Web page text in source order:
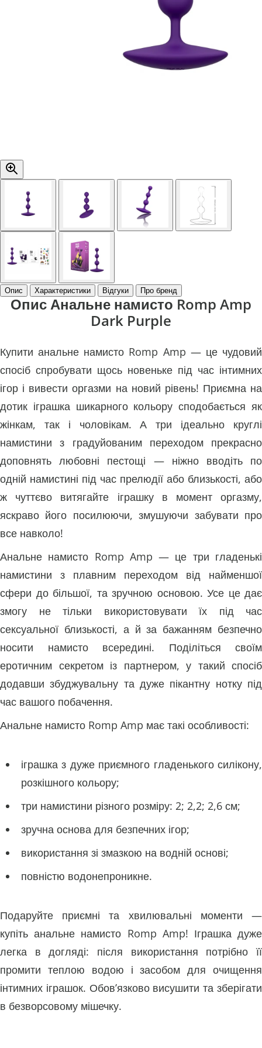
Опис Характеристики Відгуки Про бренд
Опис Анальне намисто Romp Amp
Dark Purple
Купити анальне намисто Romp Amp — це чудовий
спосіб спробувати щось новеньке під час інтимних
ігор і вивести оргазми на новий рівень! Приємна на
дотик іграшка шикарного кольору сподобається як
жінкам, так і чоловікам. А три ідеально круглі
намистини з градуйованим переходом прекрасно
доповнять любовні пестощі — ніжно вводіть по
одній намистині під час прелюдії або близькості, або
ж чуттєво витягайте іграшку в момент оргазму,
яскраво його посилюючи, змушуючи забувати про
все навколо!
Анальне намисто Romp Amp — це три гладенькі
намистини з плавним переходом від найменшої
сфери до більшої, та зручною основою. Усе це дає
змогу не тільки використовувати їх під час
сексуальної близькості, а й за бажанням безпечно
носити намисто всередині. Поділіться своїм
еротичним секретом із партнером, у такий спосіб
додавши збуджувальну та дуже пікантну нотку під
час вашого побачення.
Анальне намисто Romp Amp має такі особливості:
іграшка з дуже приємного гладенького силікону,
розкішного кольору;
три намистини різного розміру: 2; 2,2; 2,6 см;
зручна основа для безпечних ігор;
використання зі змазкою на водній основі;
повністю водонепроникне.
Подаруйте приємні та хвилювальні моменти —
купіть анальне намисто Romp Amp! Іграшка дуже
легка в догляді: після використання потрібно її
промити теплою водою і засобом для очищення
інтимних іграшок. Обов’язково висушити та зберігати
в безворсовому мішечку.